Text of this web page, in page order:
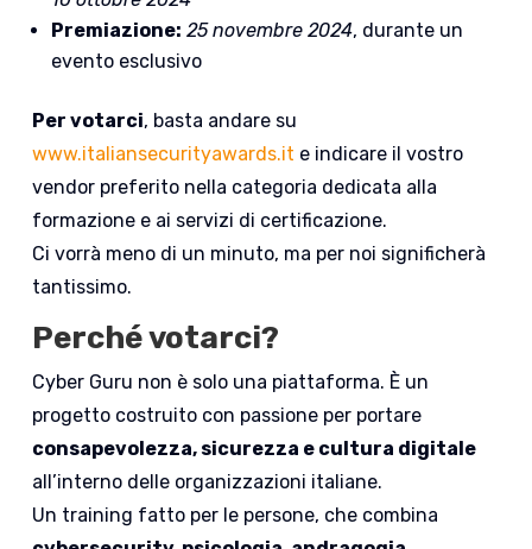
Premiazione: 25 novembre 2024, durante un
evento esclusivo
Per votarci, basta andare su
www.italiansecurityawards.it e indicare il vostro
vendor preferito nella categoria dedicata alla
formazione e ai servizi di certificazione.
Ci vorrà meno di un minuto, ma per noi significherà
tantissimo.
Perché votarci?
Cyber Guru non è solo una piattaforma. È un
progetto costruito con passione per portare
consapevolezza, sicurezza e cultura digitale
all’interno delle organizzazioni italiane.
Un training fatto per le persone, che combina